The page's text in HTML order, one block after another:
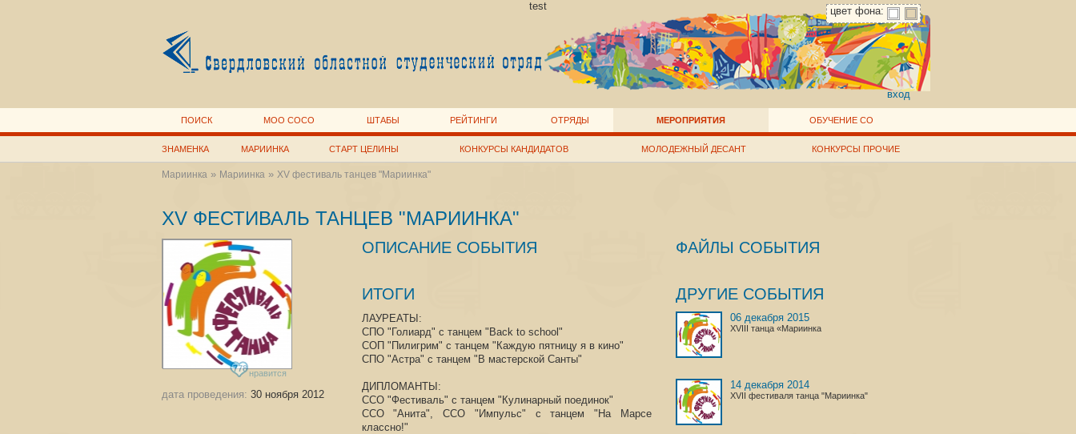
test
вход
ПОИСК МОО СОСО ШТАБЫ РЕЙТИНГИ ОТРЯДЫ МЕРОПРИЯТИЯ ОБУЧЕНИЕ СО
ЗНАМЕНКА МАРИИНКА СТАРТ ЦЕЛИНЫ КОНКУРСЫ КАНДИДАТОВ МОЛОДЕЖНЫЙ ДЕСАНТ КОНКУРСЫ ПРОЧИЕ
Мариинка» Мариинка» XV фестиваль танцев "Мариинка"
XV ФЕСТИВАЛЬ ТАНЦЕВ "МАРИИНКА"
778 нравится
дата проведения: 30 ноября 2012
ОПИСАНИЕ СОБЫТИЯ
ИТОГИ
ЛАУРЕАТЫ:
СПО "Голиард" с танцем "Back to school"
СОП "Пилигрим" с танцем "Каждую пятницу я в кино"
СПО "Астра" с танцем "В мастерской Санты"
ДИПЛОМАНТЫ:
ССО "Фестиваль" с танцем "Кулинарный поединок"
ССО "Анита", ССО "Импульс" с танцем "На Марсе
классно!"
ФАЙЛЫ СОБЫТИЯ
ДРУГИЕ СОБЫТИЯ
06 декабря 2015
XVIII танца «Мариинка
14 декабря 2014
XVII фестиваля танца "Мариинка"
цвет фона: